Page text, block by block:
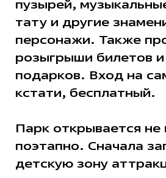
пузырей,
тату и другие
персонажи. Также
розыгрыши билетов и
подарков. Вход на
кстати, бесплатный.
Парк открывается не
поэтапно. Сначала
детскую зону